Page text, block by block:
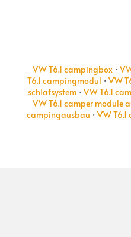
VW T6.1 campingbox·
T6.1 campingmodul ·VW
schlafsystem ·VW T6.1
VW T6.1 camper module
campingausbau · VW